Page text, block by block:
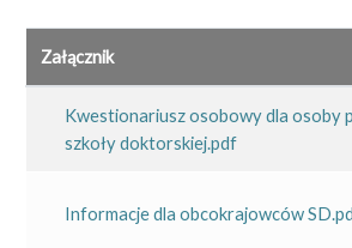
Załącznik
Kwestionariusz osobowy dla osoby
szkoły doktorskiej.pdf
Informacje dla obcokrajowców